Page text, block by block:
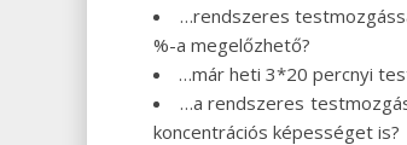
…rendszeres
%-a megelőzhető?
…már heti 3*20 percnyi
…a rendszeres
koncentrációs képességet is?